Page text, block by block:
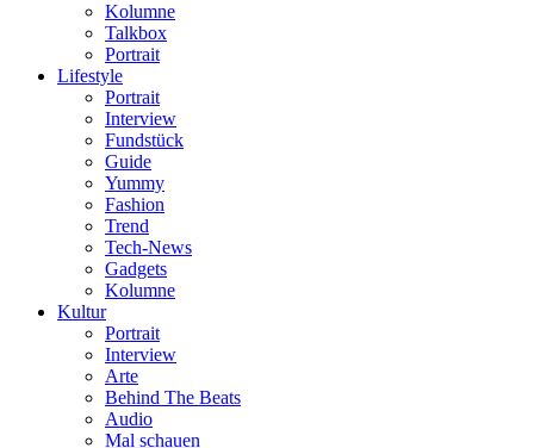
Kolumne
Talkbox
Portrait
Lifestyle
Portrait
Interview
Fundstück
Guide
Yummy
Fashion
Trend
Tech-News
Gadgets
Kolumne
Kultur
Portrait
Interview
Arte
Behind The Beats
Audio
Mal schauen